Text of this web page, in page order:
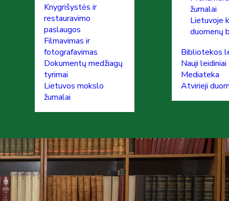
Knygrišystės ir
restauravimo
paslaugos
Filmavimas ir
fotografavimas
Dokumentų medžiagų
tyrimai
Lietuvos mokslo
žurnalai
žurnalai
Lietuvoje
duomenų
Bibliotekos
Nauji leidiniai
Mediateka
Atvirieji